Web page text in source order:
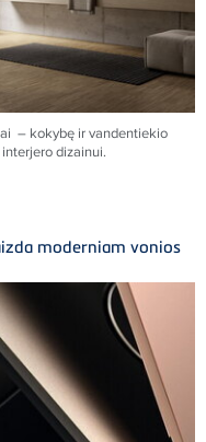
– kokybę ir vandentiekio
dizainui.
moderniam vonios